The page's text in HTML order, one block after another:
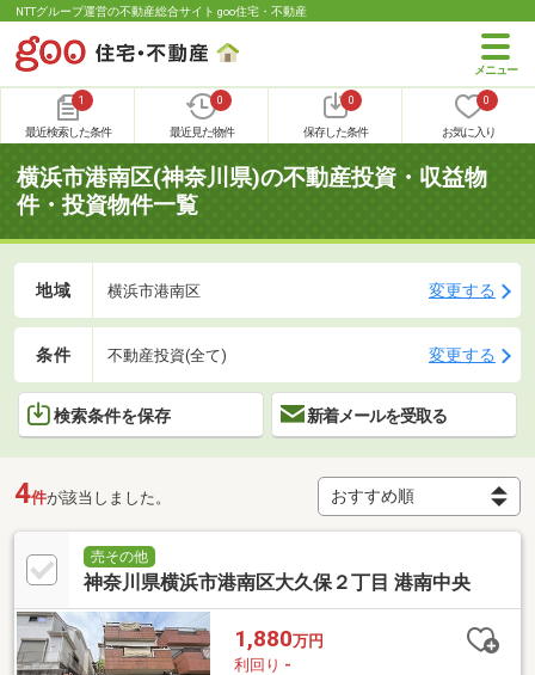
NTTグループ運営の不動産総合サイト goo住宅・不動産
1
最近検索した条件
0
最近見た物件
0
保存した条件
0
お気に入り
横浜市港南区(神奈川県)の不動産投資・収益物
件・投資物件一覧
地域 横浜市港南区 変更する
条件 不動産投資(全て) 変更する
検索条件を保存 新着メールを受取る
4件が該当しました。
売その他
神奈川県横浜市港南区大久保２丁目 港南中央
1,880万円
利回り -